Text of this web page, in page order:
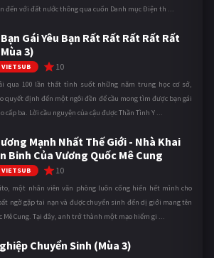
đến với đất nước thông qua cuốn Danh mục Điện th ...
Gái Yêu Bạn Rất Rất Rất Rất Rất
3)
VIETSUB 10
qua 100 lần thất tình suốt những năm trung học cơ sở,
quyết định đến một ngôi đền để cầu mong tìm được bạn gái
cấp ba. Lời cầu nguyện của cậu được Thần Tình Y ...
Mạnh Nhất Thế Giới - Nhà Khai
Binh Của Vương Quốc Mê Cung
VIETSUB 10
một nhân viên văn phòng luôn cống hiến hết mình cho
ngờ gặp tai nạn và được chuyển sinh đến dị giới mang tên
Mê Cung. Tại đây, anh trở thành một mạo hiểm gi ...
Chuyển Sinh (Mùa 3)